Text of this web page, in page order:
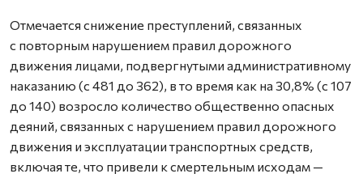
Отмечается снижение преступлений, связанных
с повторным нарушением правил дорожного
движения лицами, подвергнутыми административному
наказанию (с 481 до 362), в то время как на 30,8% (с 107
до 140) возросло количество общественно опасных
деяний, связанных с нарушением правил дорожного
движения и эксплуатации транспортных средств,
включая те, что привели к смертельным исходам —